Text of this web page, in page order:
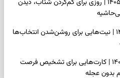
فال روزانه امروز یکشنبه ۱۸ مرداد ۱۴۰۵ | روزی برای کم‌کردن شتاب، دیدن
فال ابجد امروز شنبه ۱۷ مرداد ۱۴۰۵ | نیت‌هایی برای روشن‌شدن انتخاب‌ها
فال تاروت امروز شنبه ۱۷ مرداد ۱۴۰۵ | کارت‌هایی برای تشخیص فرصت
بدون عجله